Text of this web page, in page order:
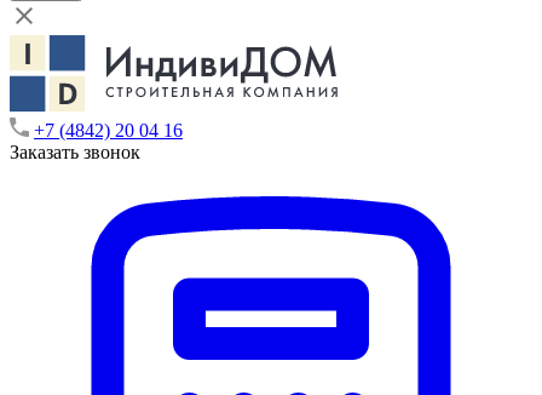
+7 (4842) 20 04 16
Заказать звонок